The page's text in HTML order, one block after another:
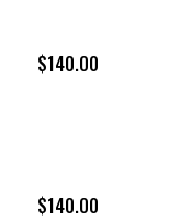
$140.00
$140.00